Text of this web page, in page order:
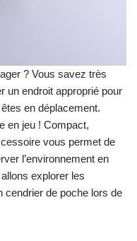
? Vous savez très
un endroit approprié pour
en déplacement.
en jeu ! Compact,
vous permet de
l’environnement en
explorer les
cendrier de poche lors de